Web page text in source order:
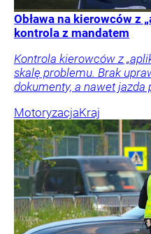
Obława na kierowców z
kontrola z mandatem
Kontrola kierowców z
skalę problemu. Brak
dokumenty, a nawet jazda
MotoryzacjaKraj